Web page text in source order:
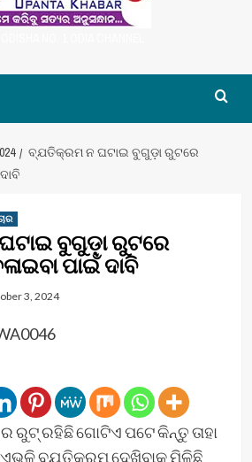
ବ୍ଯତିକ୍ରମ ନ ଘଟାଇ ବୁଗୁଡ଼ା ରୁଟରେ
ବୁଗୁଡ଼ା ରୁଟରେ
ପାଇଁ ଦାବି
3, 2024
ରୁଟ୍ ରହିଛି ଗୋଟିଏ ପଟେ କିନ୍ତୁ ତାହା
ଏଭଳି ବ୍ଯତିକ୍ରମ ଦେଖିବାକୁ ମିଳିଛି